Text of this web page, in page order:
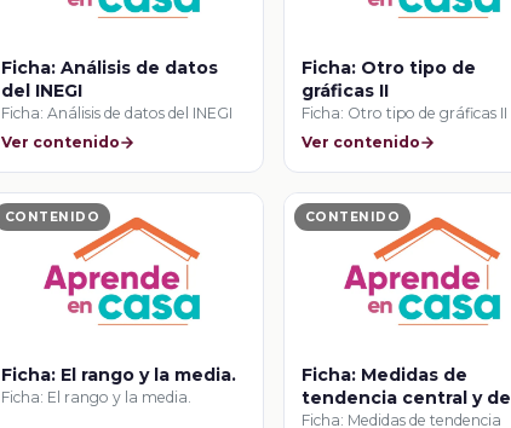
Ficha: Análisis de datos
del INEGI
Ficha: Análisis de datos del INEGI
Ver contenido
Ficha: Otro tipo de
gráficas II
Ficha: Otro tipo de gráficas II
Ver contenido
CONTENIDO
Ficha: El rango y la media.
Ficha: El rango y la media.
CONTENIDO
Ficha: Medidas de
tendencia central y de
dispersión
Ficha: Medidas de tendencia